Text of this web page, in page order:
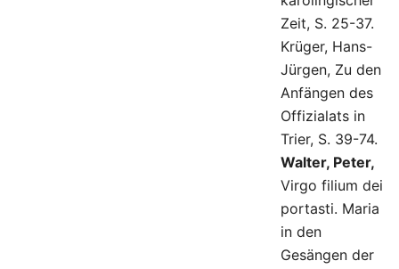
Zeit, S. 25-37.
Krüger, Hans-
Jürgen, Zu den
Anfängen des
Offizialats in
Trier, S. 39-74.
Walter, Peter,
Virgo filium dei
portasti. Maria
in den
Gesängen der